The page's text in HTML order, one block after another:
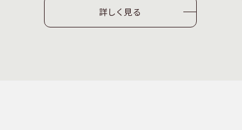
詳しく見る
気になる情報チェック